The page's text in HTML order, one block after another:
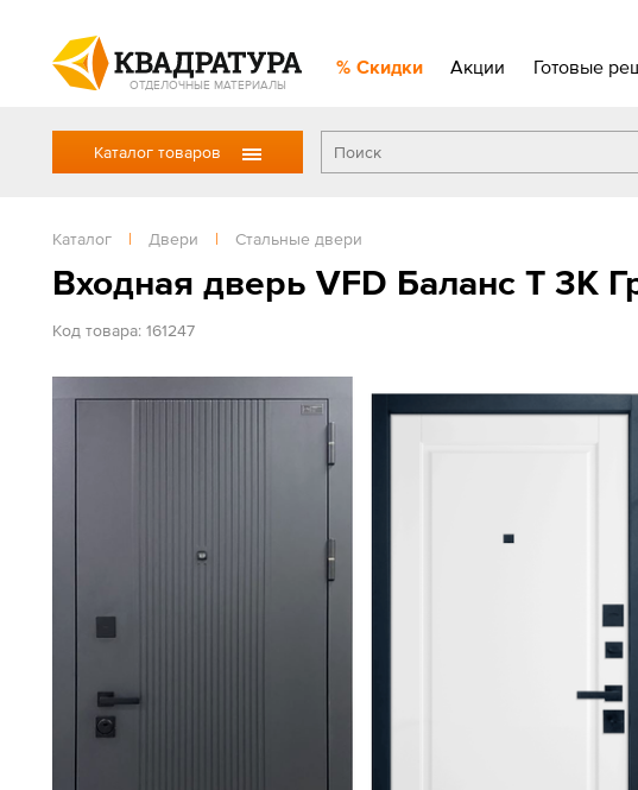
ОТДЕЛОЧНЫЕ МАТЕРИАЛЫ
Скидки Акции Готовые
Каталог товаров
Каталог | Двери | Стальные двери
Входная дверь VFD Баланс T 3К
Код товара: 161247